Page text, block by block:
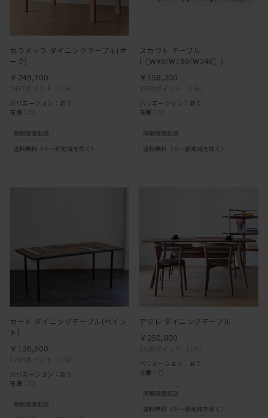
カラメッラ ダイニングテーブル(オ
ーク)
2497ポイント （1％）
￥249,700
バリエーション：あり
在庫：○
スカウト テーブル
(［W90/W180/W240］)
1562ポイント （1％）
￥156,200
バリエーション：あり
在庫：○
カート ダイニングテーブル(ペイン
ト)
1265ポイント （1％）
￥126,500
バリエーション：あり
在庫：○
アジレ ダイニングテーブル
2508ポイント （1％）
￥250,800
バリエーション：あり
在庫：○